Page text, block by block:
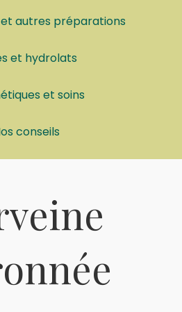
et autres préparations
et hydrolats
et soins
conseils